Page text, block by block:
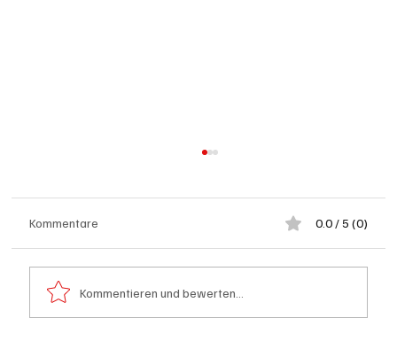
Kommentare 0.0 / 5 (0)
Kommentieren und bewerten...